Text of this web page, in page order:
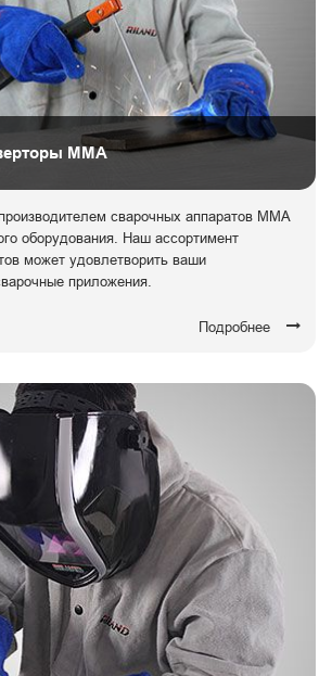
ММА
сварочных аппаратов ММА
оборудования. Наш ассортимент
может удовлетворить ваши
приложения.
Подробнее